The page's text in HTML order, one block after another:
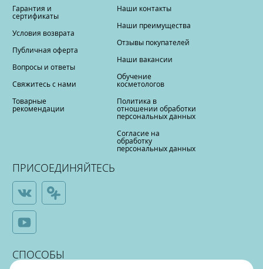
Гарантия и
сертификаты
Условия возврата
Публичная оферта
Вопросы и ответы
Свяжитесь с нами
Товарные
рекомендации
Наши контакты
Наши преимущества
Отзывы покупателей
Наши вакансии
Обучение
косметологов
Политика в
отношении обработки
персональных данных
Согласие на
обработку
персональных данных
ПРИСОЕДИНЯЙТЕСЬ
СПОСОБЫ
ОПЛАТЫ